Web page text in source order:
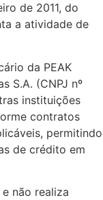
de 2011, do
a atividade de
da PEAK
S.A. (CNPJ nº
instituições
contratos
permitindo
de crédito em
não realiza